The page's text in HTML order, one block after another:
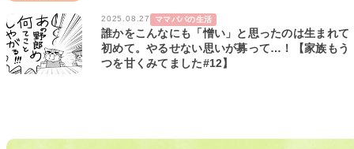
2025.08.27 ママパパの生活
誰かをこんなにも「憎い」と思ったのは生まれて
初めて。やるせない思いが募って…！【家族もう
つを甘くみてました#12】